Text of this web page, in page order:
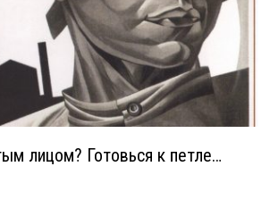
лицом? Готовься к петле…